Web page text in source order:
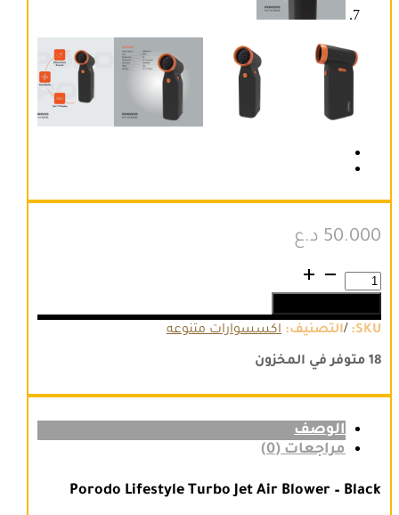
50.000 د.ع
كمية
Porodo
Turbo
Air
SKU:
/التصنيف: اكسسوارات متنوعه
18 متوفر في المخزون
الوصف
مراجعات (0)
Porodo Lifestyle Turbo Jet Air Blower – Black